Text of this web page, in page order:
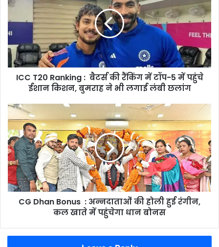
Ranking
बैटर्स
की
रैंकिंग
में
टॉप-5
किशन,
बुमराह
भी
लगाई
लंबी
छलांग
ICC T20 Ranking : बैटर्स की रैंकिंग में टॉप-5 में पहुंचे
ईशान किशन, बुमराह ने भी लगाई लंबी छलांग
CG
Dhan
Bonus
:
अन्नदाताओं
की
होली
हुई
रंगीन,
CG Dhan Bonus : अन्नदाताओं की होली हुई रंगीन,
कल खाते में पहुंचेगा धान बोनस